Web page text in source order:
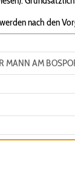
nach den
MANN AM